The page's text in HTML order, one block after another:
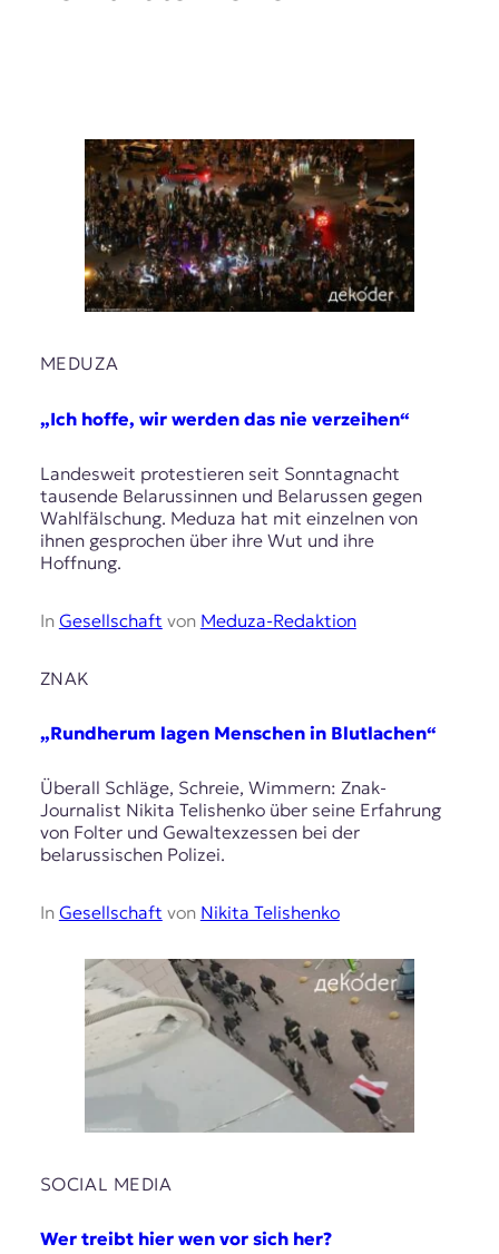
MEDUZA
„Ich hoffe, wir werden das nie verzeihen“
Landesweit protestieren seit Sonntagnacht
tausende Belarussinnen und Belarussen gegen
Wahlfälschung. Meduza hat mit einzelnen von
ihnen gesprochen über ihre Wut und ihre
Hoffnung.
In Gesellschaft von Meduza-Redaktion
ZNAK
„Rundherum lagen Menschen in Blutlachen“
Überall Schläge, Schreie, Wimmern: Znak-
Journalist Nikita Telishenko über seine Erfahrung
von Folter und Gewaltexzessen bei der
belarussischen Polizei.
In Gesellschaft von Nikita Telishenko
SOCIAL MEDIA
Wer treibt hier wen vor sich her?